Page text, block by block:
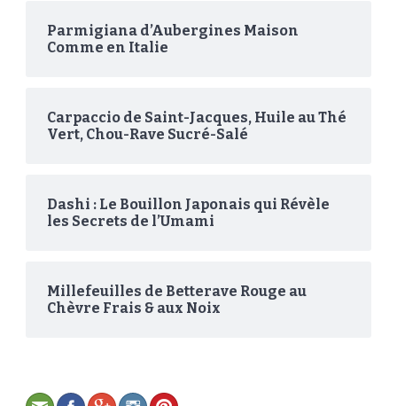
Parmigiana d’Aubergines Maison
Comme en Italie
Carpaccio de Saint-Jacques, Huile au Thé
Vert, Chou-Rave Sucré-Salé
Dashi : Le Bouillon Japonais qui Révèle
les Secrets de l’Umami
Millefeuilles de Betterave Rouge au
Chèvre Frais & aux Noix